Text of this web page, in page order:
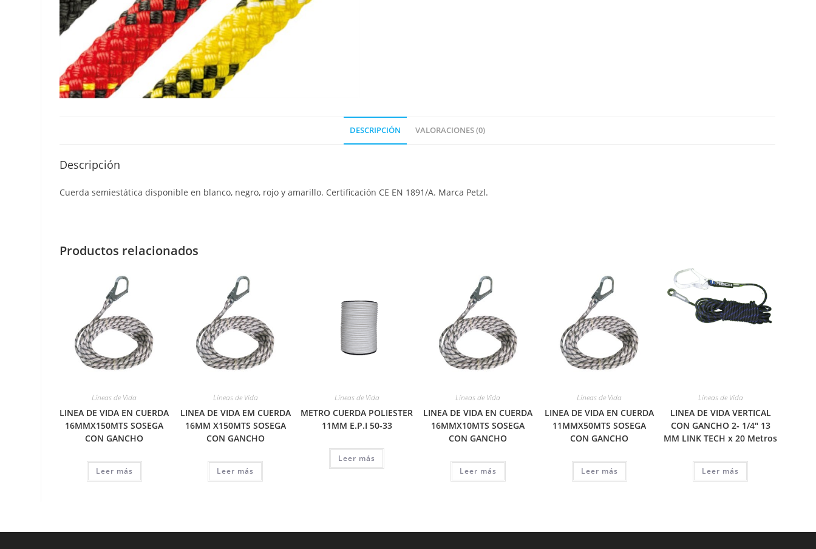
DESCRIPCIÓN VALORACIONES (0)
Descripción
Cuerda semiestática disponible en blanco, negro, rojo y amarillo. Certificación CE EN 1891/A. Marca Petzl.
Productos relacionados
Líneas de Vida
LINEA DE VIDA EN CUERDA
16MMX150MTS SOSEGA
CON GANCHO
Leer más
Líneas de Vida
LINEA DE VIDA EM CUERDA
16MM X150MTS SOSEGA
CON GANCHO
Leer más
Líneas de Vida
METRO CUERDA POLIESTER
11MM E.P.I 50-33
Leer más
Líneas de Vida
LINEA DE VIDA EN CUERDA
16MMX10MTS SOSEGA
CON GANCHO
Leer más
Líneas de Vida
LINEA DE VIDA EN CUERDA
11MMX50MTS SOSEGA
CON GANCHO
Leer más
Líneas de Vida
LINEA DE VIDA VERTICAL
CON GANCHO 2- 1/4″ 13
MM LINK TECH x 20 Metros
Leer más